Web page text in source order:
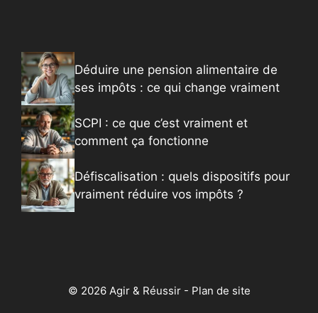
Déduire une pension alimentaire de
ses impôts : ce qui change vraiment
SCPI : ce que c’est vraiment et
comment ça fonctionne
Défiscalisation : quels dispositifs pour
vraiment réduire vos impôts ?
© 2026 Agir & Réussir - Plan de site